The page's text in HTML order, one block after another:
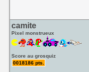
camite
Pixel monstrueux
Score au grosquiz
0018186 pts.